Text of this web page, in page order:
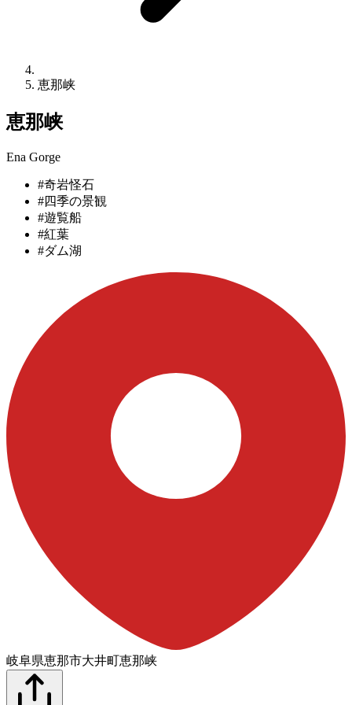
恵那峡
恵那峡
Ena Gorge
#奇岩怪石
#四季の景観
#遊覧船
#紅葉
#ダム湖
岐阜県恵那市大井町恵那峡